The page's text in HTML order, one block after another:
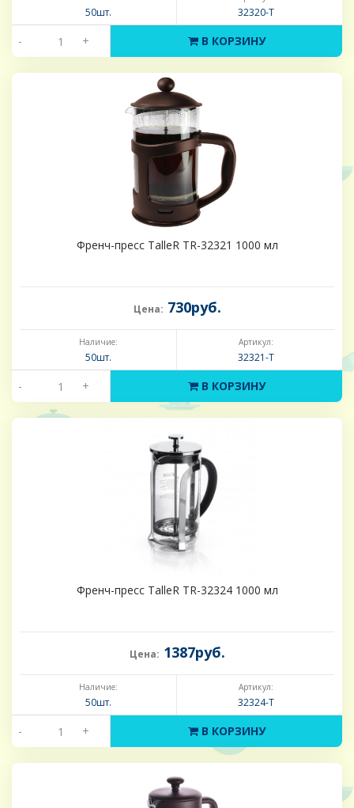
50шт. 32320-Т
- + В КОРЗИНУ
Френч-пресс TalleR TR-32321 1000 мл
Цена: 730руб.
Наличие:
50шт.
Артикул:
32321-Т
- + В КОРЗИНУ
Френч-пресс TalleR TR-32324 1000 мл
Цена: 1387руб.
Наличие:
50шт.
Артикул:
32324-Т
- + В КОРЗИНУ